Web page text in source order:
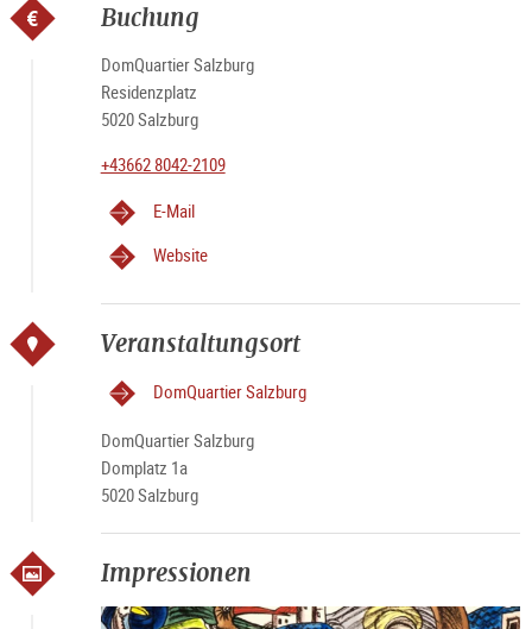
Buchung
DomQuartier Salzburg
Residenzplatz
5020 Salzburg
+43662 8042-2109
E-Mail
Website
Veranstaltungsort
DomQuartier Salzburg
DomQuartier Salzburg
Domplatz 1a
5020 Salzburg
Impressionen